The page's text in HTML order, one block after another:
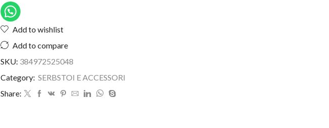
Add to wishlist
Add to compare
SKU: 384972525048
Category: SERBSTOI E ACCESSORI
Share: